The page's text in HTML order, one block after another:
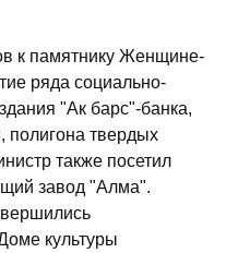
к памятнику Женщине-
ряда социально-
"Ак барс"-банка,
полигона твердых
также посетил
завод "Алма".
культуры